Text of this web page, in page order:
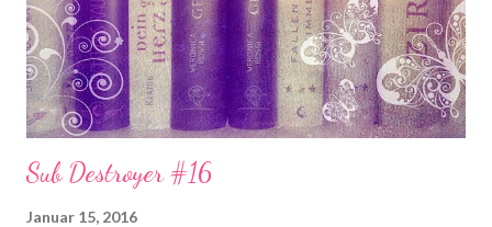
Sub Destroyer #16
Januar 15, 2016